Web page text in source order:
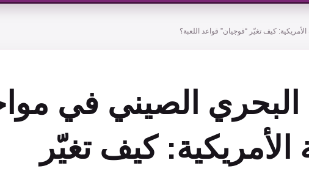
كيف تغيّر “فوجيان” قواعد اللعبة؟
البحري الصيني في
الأمريكية: كيف تغيّر